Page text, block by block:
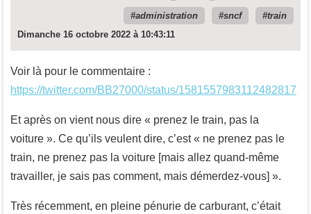
administration
sncf
train
Dimanche 16 octobre 2022 à 10:43:11
Voir là pour le commentaire :
https://twitter.com/BB27000/status/1581557983112482817
Et après on vient nous dire « prenez le train, pas la
voiture ». Ce qu’ils veulent dire, c’est « ne prenez pas le
train, ne prenez pas la voiture [mais allez quand-même
travailler, je sais pas comment, mais démerdez-vous] ».
Très récemment, en pleine pénurie de carburant, c’était